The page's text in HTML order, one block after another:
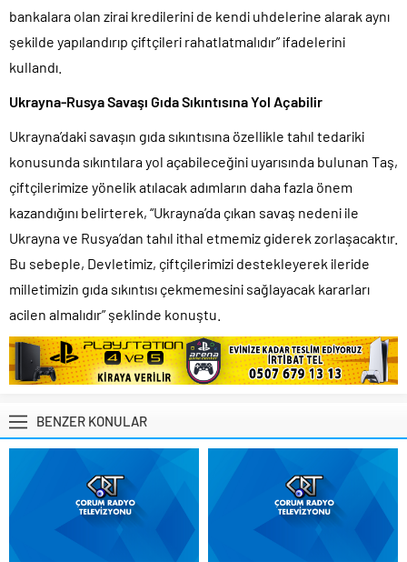
bankalara olan zirai kredilerini de kendi uhdelerine alarak aynı
şekilde yapılandırıp çiftçileri rahatlatmalıdır” ifadelerini
kullandı.
Ukrayna-Rusya Savaşı Gıda Sıkıntısına Yol Açabilir
Ukrayna’daki savaşın gıda sıkıntısına özellikle tahıl tedariki
konusunda sıkıntılara yol açabileceğini uyarısında bulunan Taş,
çiftçilerimize yönelik atılacak adımların daha fazla önem
kazandığını belirterek, “Ukrayna’da çıkan savaş nedeni ile
Ukrayna ve Rusya’dan tahıl ithal etmemiz giderek zorlaşacaktır.
Bu sebeple, Devletimiz, çiftçilerimizi destekleyerek ileride
milletimizin gıda sıkıntısı çekmemesini sağlayacak kararları
acilen almalıdır” şeklinde konuştu.
BENZER KONULAR